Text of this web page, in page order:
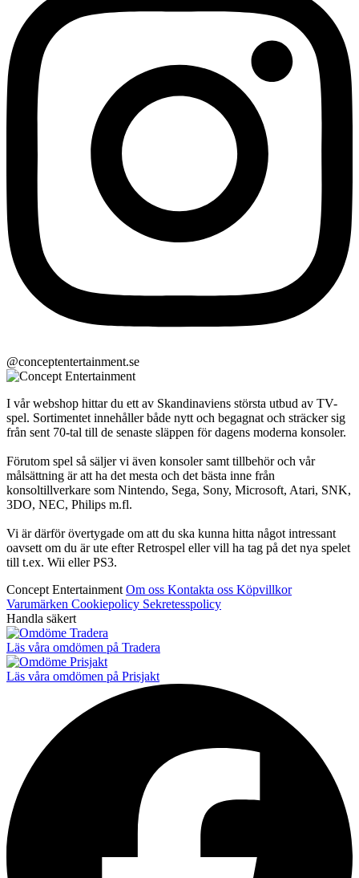
@conceptentertainment.se
I vår webshop hittar du ett av Skandinaviens största utbud av TV-
spel. Sortimentet innehåller både nytt och begagnat och sträcker sig
från sent 70-tal till de senaste släppen för dagens moderna konsoler.
Förutom spel så säljer vi även konsoler samt tillbehör och vår
målsättning är att ha det mesta och det bästa inne från
konsoltillverkare som Nintendo, Sega, Sony, Microsoft, Atari, SNK,
3DO, NEC, Philips m.fl.
Vi är därför övertygade om att du ska kunna hitta något intressant
oavsett om du är ute efter Retrospel eller vill ha tag på det nya spelet
till t.ex. Wii eller PS3.
Concept Entertainment Om oss Kontakta oss Köpvillkor
Varumärken Cookiepolicy Sekretesspolicy
Handla säkert
Läs våra omdömen på Tradera
Läs våra omdömen på Prisjakt